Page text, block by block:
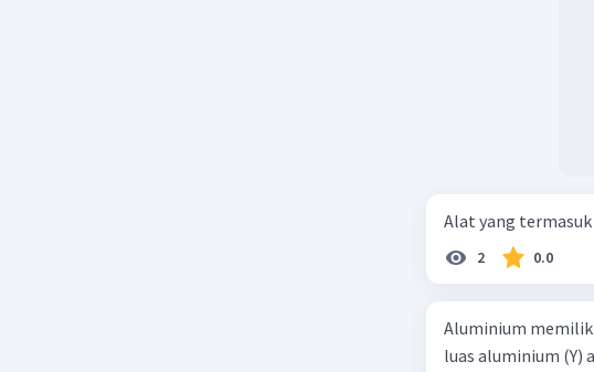
Alat yang
2 0.0
Aluminium memiliki
luas aluminium (Y)